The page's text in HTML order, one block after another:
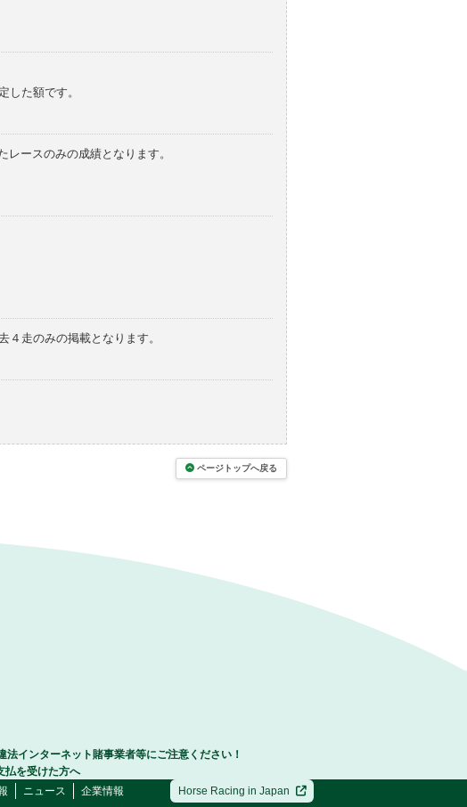
した額です。
ースのみの成績となります。
走のみの掲載となります。
ページトップへ戻る
法インターネット賭事業者等にご注意ください！
払を受けた方へ
ニュース 企業情報 Horse Racing in Japan